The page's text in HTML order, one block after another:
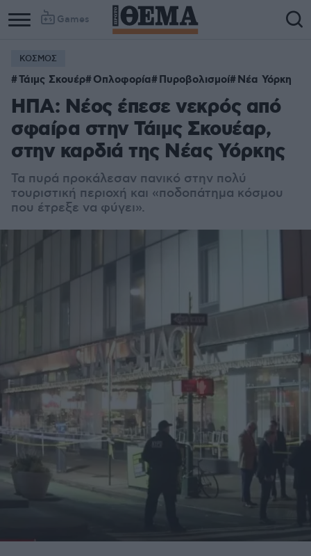
Games
ΚΟΣΜΟΣ
Τάιμς Σκουέρ Οπλοφορία Πυροβολισμοί Νέα Υόρκη
ΗΠΑ: Νέος έπεσε νεκρός από
σφαίρα στην Τάιμς Σκουέαρ,
στην καρδιά της Νέας Υόρκης
Τα πυρά προκάλεσαν πανικό στην πολύ
τουριστική περιοχή και «ποδοπάτημα κόσμου
που έτρεξε να φύγει».